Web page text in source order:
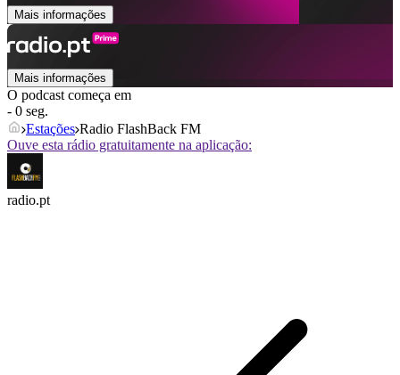
Mais informações
Mais informações
O podcast começa em
- 0 seg.
Estações Radio FlashBack FM
Ouve esta rádio gratuitamente na aplicação:
radio.pt